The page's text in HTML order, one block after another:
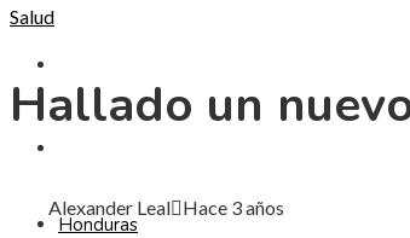
Honduras
Salud
Hallado un
Alexander Leal Hace 3 años